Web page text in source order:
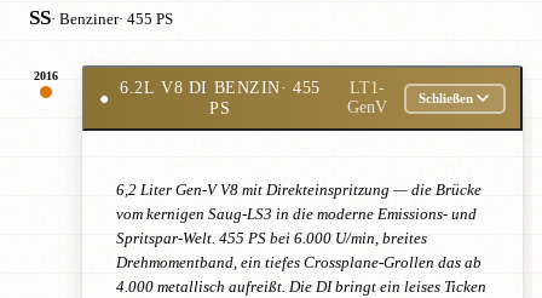
SS· Benziner· 455 PS
2016
●
6.2L V8 DI BENZIN· 455
PS
LT1-
GenV
Schließen
6,2 Liter Gen-V V8 mit Direkteinspritzung — die Brücke
vom kernigen Saug-LS3 in die moderne Emissions- und
Spritspar-Welt. 455 PS bei 6.000 U/min, breites
Drehmomentband, ein tiefes Crossplane-Grollen das ab
4.000 metallisch aufreißt. Die DI bringt ein leises Ticken